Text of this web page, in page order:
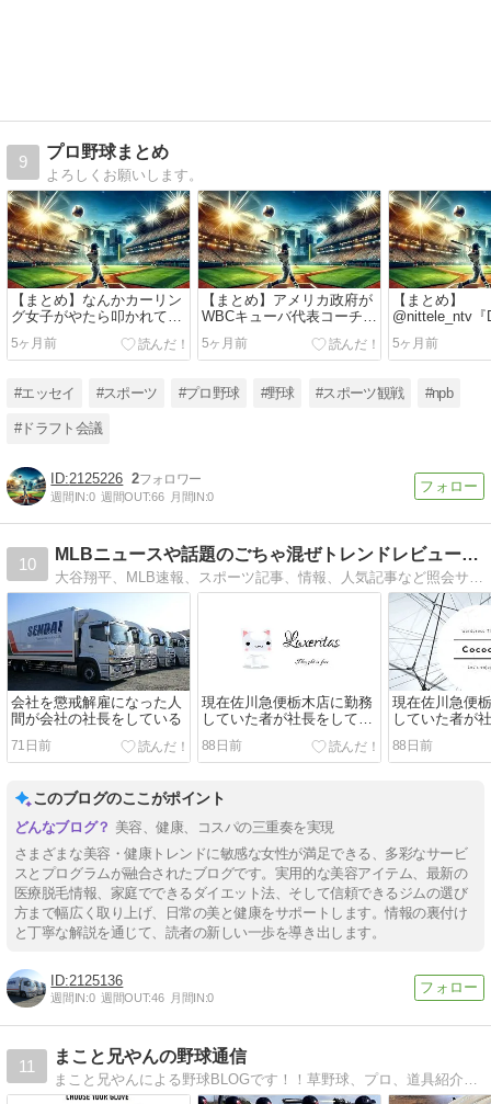
9
プロ野球まとめ
よろしくお願いします。
【まとめ】なんかカーリン
グ女子がやたら叩かれてる
のなんなの?野球も負けた
らあれくらい叩かれないと
5ヶ月前
【まとめ】アメリカ政府が
WBCキューバ代表コーチら
8人のビザ発給を拒否「大
会の趣旨に反する」キュー
news.yahoo.co.jp/articles/
あらあら…。
5ヶ月前
【まとめ】
@nittele_ntv
2026年の読売
合を地上波で3
ネットナイタ
ーゲーム16試
5ヶ月前
#エッセイ #スポーツ #プロ野球 #野球 #スポーツ観戦 #npb
#ドラフト会議
2125226 2
週間IN:0 週間OUT:66 月間IN:0
10
MLBニュースや話題のごちゃ混ぜトレンドレビューサイト
大谷翔平、MLB速報、スポーツ記事、情報、人気記事など照会サイト
会社を懲戒解雇になった人
間が会社の社長をしている
71日前
現在佐川急便栃木店に勤務
していた者が社長をしてい
88日前
現在佐川急便
していた者が
88日前
このブログのここがポイント
美容、健康、コスパの三重奏を実現
さまざまな美容・健康トレンドに敏感な女性が満足できる、多彩なサービ
スとプログラムが融合されたブログです。実用的な美容アイテム、最新の
医療脱毛情報、家庭でできるダイエット法、そして信頼できるジムの選び
方まで幅広く取り上げ、日常の美と健康をサポートします。情報の裏付け
と丁寧な解説を通じて、読者の新しい一歩を導き出します。
2125136
週間IN:0 週間OUT:46 月間IN:0
11
まこと兄やんの野球通信